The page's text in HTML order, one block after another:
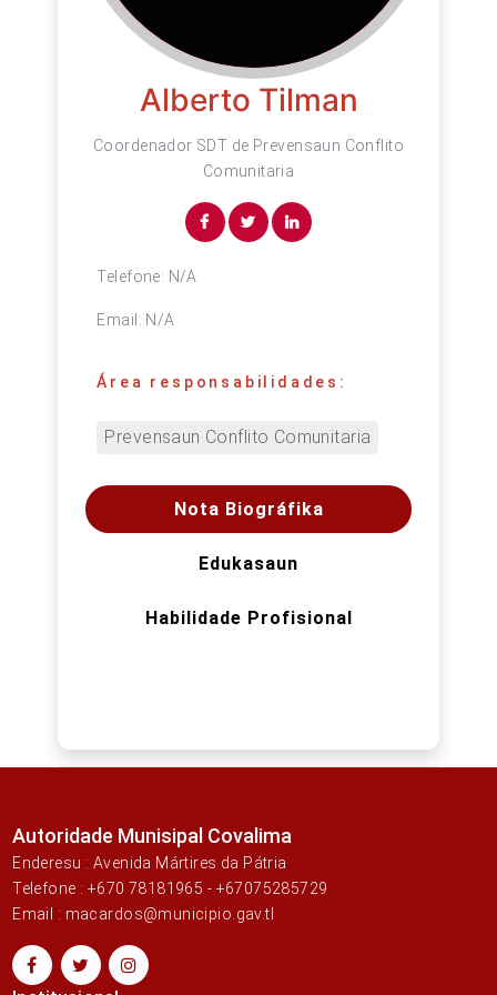
Alberto Tilman
Coordenador SDT de Prevensaun Conflito
Comunitaria
Telefone: N/A
Email: N/A
Área responsabilidades:
Prevensaun Conflito Comunitaria
Nota Biográfika
Edukasaun
Habilidade Profisional
Autoridade Munisipal Covalima
Enderesu : Avenida Mártires da Pátria
Telefone : +670 78181965 - +67075285729
Email : macardos@municipio.gav.tl